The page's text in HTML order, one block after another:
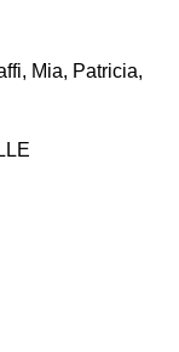
Mia, Patricia,